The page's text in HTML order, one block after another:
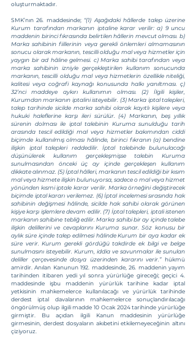
oluşturmaktadır.
SMK’nın 26. maddesinde; “(1) Aşağıdaki hâllerde talep üzerine
Kurum tarafından markanın iptaline karar verilir: a) 9 uncu
maddenin birinci fıkrasında belirtilen hâllerin mevcut olması. b)
Marka sahibinin fiillerinin veya gerekli önlemleri almamasının
sonucu olarak markanın, tescilli olduğu mal veya hizmetler için
yaygın bir ad hâline gelmesi. c) Marka sahibi tarafından veya
marka sahibinin izniyle gerçekleştirilen kullanım sonucunda
markanın, tescilli olduğu mal veya hizmetlerin özellikle niteliği,
kalitesi veya coğrafi kaynağı konusunda halkı yanıltması. ç)
32’nci maddeye aykırı kullanımın olması. (2) İlgili kişiler,
Kurumdan markanın iptalini isteyebilir. (3) Marka iptal talepleri,
talep tarihinde sicilde marka sahibi olarak kayıtlı kişilere veya
hukuki haleflerine karşı ileri sürülür. (4) Markanın, beş yıllık
sürenin dolması ile iptal talebinin Kuruma sunulduğu tarih
arasında tescil edildiği mal veya hizmetler bakımından ciddi
biçimde kullanılmış olması hâlinde, birinci fıkranın (a) bendine
ilişkin iptal talepleri reddedilir. İptal talebinde bulunulacağı
düşünülerek kullanım gerçekleşmişse talebin Kuruma
sunulmasından önceki üç ay içinde gerçekleşen kullanım
dikkate alınmaz. (5) İptal hâlleri, markanın tescil edildiği bir kısım
mal veya hizmete ilişkin bulunuyorsa, sadece o mal veya hizmet
yönünden kısmi iptale karar verilir. Marka örneğini değiştirecek
biçimde iptal kararı verilemez. (6) İptal incelemesi sırasında hak
sahibinin değişmesi hâlinde, sicilde hak sahibi olarak görünen
kişiye karşı işlemlere devam edilir. (7) İptal talepleri, iptali istenen
markanın sahibine tebliğ edilir. Marka sahibi bir ay içinde talebe
ilişkin delillerini ve cevaplarını Kuruma sunar. Söz konusu bir
aylık süre içinde talep edilmesi hâlinde Kurum bir aya kadar ek
süre verir. Kurum gerekli gördüğü takdirde ek bilgi ve belge
sunulmasını isteyebilir. Kurum, iddia ve savunmalar ile sunulan
deliller çerçevesinde dosya üzerinden kararını verir.” hükmü
amirdir. Anılan Kanunun 192. maddesinde, 26. maddenin yayım
tarihinden itibaren yedi yıl sonra yürürlüğe gireceği; geçici 4.
maddesinde işbu maddenin yürürlük tarihine kadar iptal
yetkisinin mahkemelerce kullanılacağı ve yürürlük tarihinde
derdest iptal davalarının mahkemelerce sonuçlandırılacağı
öngörülmüş olup ilgili madde 10 Ocak 2024 tarihinde yürürlüğe
girmiştir. Bu açıdan ilgili Kanun maddesinin yürürlüğe
girmesinin, derdest dosyaların akıbetini etkilemeyeceğinin altını
çiziyoruz.